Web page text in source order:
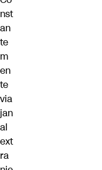
nst
an
te
m
en
te
via
jan
al
ext
ra